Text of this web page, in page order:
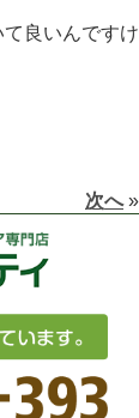
良いんですけ
次へ»